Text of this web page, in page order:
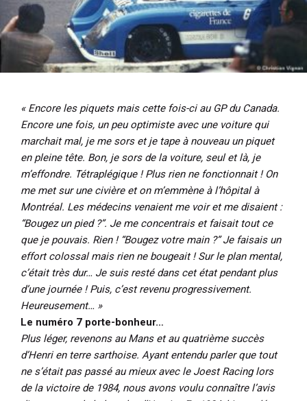
« Encore les piquets mais cette fois-ci au GP du Canada.
Encore une fois, un peu optimiste avec une voiture qui
marchait mal, je me sors et je tape à nouveau un piquet
en pleine tête. Bon, je sors de la voiture, seul et là, je
m’effondre. Tétraplégique ! Plus rien ne fonctionnait ! On
me met sur une civière et on m’emmène à l’hôpital à
Montréal. Les médecins venaient me voir et me disaient :
“Bougez un pied ?”. Je me concentrais et faisait tout ce
que je pouvais. Rien ! “Bougez votre main ?” Je faisais un
effort colossal mais rien ne bougeait ! Sur le plan mental,
c’était très dur… Je suis resté dans cet état pendant plus
d’une journée ! Puis, c’est revenu progressivement.
Heureusement… »
Le numéro 7 porte-bonheur…
Plus léger, revenons au Mans et au quatrième succès
d’Henri en terre sarthoise. Ayant entendu parler que tout
ne s’était pas passé au mieux avec le Joest Racing lors
de la victoire de 1984, nous avons voulu connaître l’avis